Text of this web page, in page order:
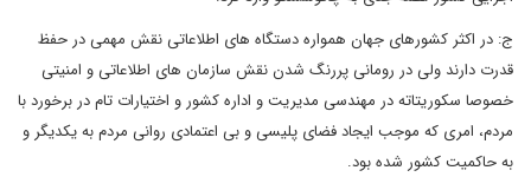
ج: در اکثر کشورهای جهان همواره دستگاه های اطلاعاتی نقش مهمی در حفظ
قدرت دارند ولی در رومانی پررنگ شدن نقش سازمان های اطلاعاتی و امنیتی
خصوصا سکوریتاته در مهندسی مدیریت و اداره کشور و اختیارات تام در برخورد با
مردم، امری که موجب ایجاد فضای پلیسی و بی اعتمادی روانی مردم به یکدیگر و
به حاکمیت کشور شده بود.